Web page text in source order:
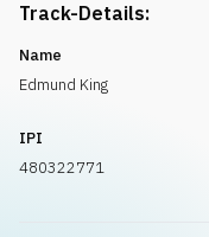
Track-Details:
Name
Edmund King
IPI
480322771